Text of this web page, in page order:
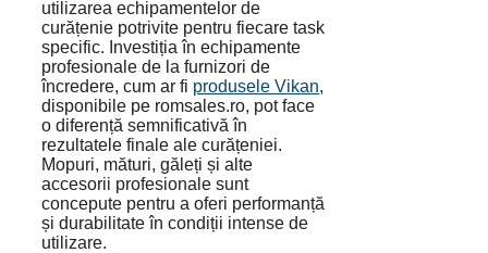
utilizarea echipamentelor de
curățenie potrivite pentru fiecare task
specific. Investiția în echipamente
profesionale de la furnizori de
încredere, cum ar fi produsele Vikan,
disponibile pe romsales.ro, pot face
o diferență semnificativă în
rezultatele finale ale curățeniei.
Mopuri, mături, găleți și alte
accesorii profesionale sunt
concepute pentru a oferi performanță
și durabilitate în condiții intense de
utilizare.